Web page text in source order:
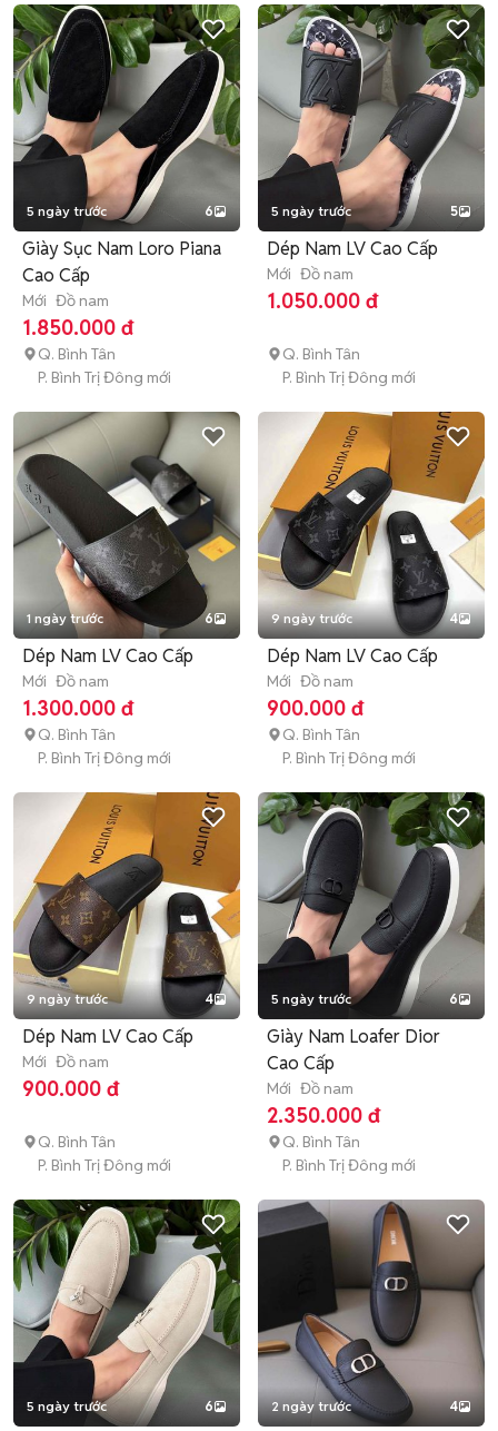
5 ngày trước 6
Giày Sục Nam Loro Piana
Cao Cấp
Mới Đồ nam
1.850.000 đ
Q. Bình Tân
P. Bình Trị Đông mới
5 ngày trước 5
Dép Nam LV Cao Cấp
Mới Đồ nam
1.050.000 đ
Q. Bình Tân
P. Bình Trị Đông mới
1 ngày trước 6
Dép Nam LV Cao Cấp
Mới Đồ nam
1.300.000 đ
Q. Bình Tân
P. Bình Trị Đông mới
9 ngày trước 4
Dép Nam LV Cao Cấp
Mới Đồ nam
900.000 đ
Q. Bình Tân
P. Bình Trị Đông mới
9 ngày trước 4
Dép Nam LV Cao Cấp
Mới Đồ nam
900.000 đ
Q. Bình Tân
P. Bình Trị Đông mới
5 ngày trước 6
Giày Nam Loafer Dior
Cao Cấp
Mới Đồ nam
2.350.000 đ
Q. Bình Tân
P. Bình Trị Đông mới
5 ngày trước 6 2 ngày trước 4